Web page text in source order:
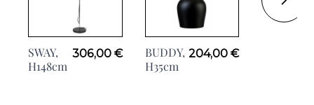
SWAY,
H148cm
306,00 €
BUDDY,
H35cm
204,00 €